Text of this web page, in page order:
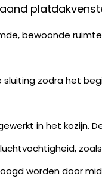
bewoonde
zodra het
in het kozijn.
worden door